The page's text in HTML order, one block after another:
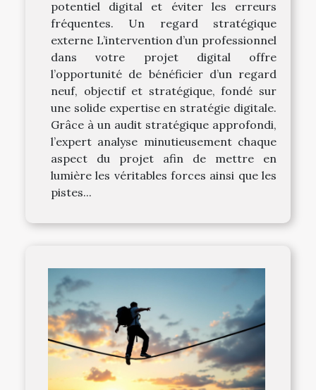
potentiel digital et éviter les erreurs
fréquentes. Un regard stratégique
externe L’intervention d’un professionnel
dans votre projet digital offre
l’opportunité de bénéficier d’un regard
neuf, objectif et stratégique, fondé sur
une solide expertise en stratégie digitale.
Grâce à un audit stratégique approfondi,
l’expert analyse minutieusement chaque
aspect du projet afin de mettre en
lumière les véritables forces ainsi que les
pistes...